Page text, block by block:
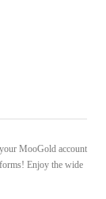
MooGold account
Enjoy the wide